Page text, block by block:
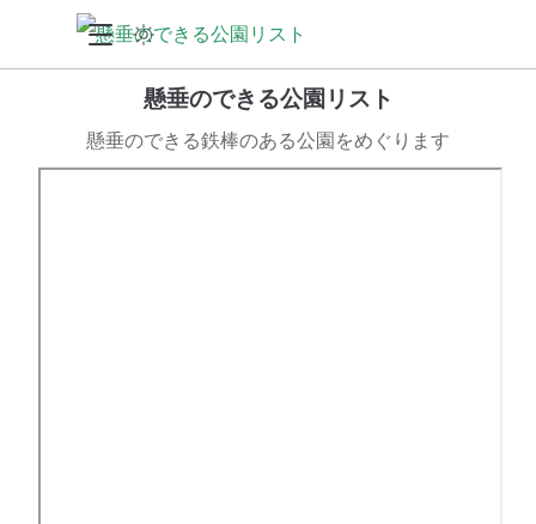
懸垂のできる公園リスト
懸垂のできる鉄棒のある公園をめぐります